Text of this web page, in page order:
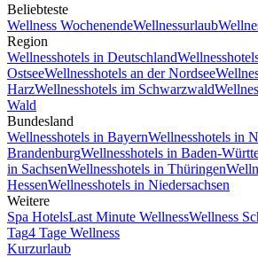
Beliebteste
Wellness WochenendeWellnessurlaub
Region
Wellnesshotels in Deutschland
OstseeWellnesshotels an der Nordsee
HarzWellnesshotels im Schwarzwald
Wald
Bundesland
Wellnesshotels in BayernWellnesshotels in
BrandenburgWellnesshotels in Baden-
in SachsenWellnesshotels in Thüringen
HessenWellnesshotels in Niedersachsen
Weitere
Spa HotelsLast Minute WellnessWellness
Tag4 Tage Wellness
Kurzurlaub